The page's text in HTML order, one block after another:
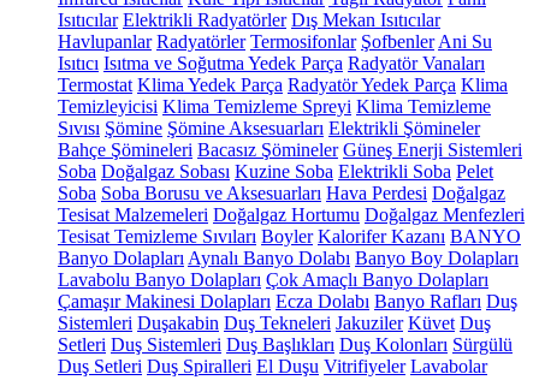
Isıtıcılar Elektrikli Radyatörler Dış Mekan Isıtıcılar
Havlupanlar Radyatörler Termosifonlar Şofbenler Ani Su
Isıtıcı Isıtma ve Soğutma Yedek Parça Radyatör Vanaları
Termostat Klima Yedek Parça Radyatör Yedek Parça Klima
Temizleyicisi Klima Temizleme Spreyi Klima Temizleme
Sıvısı Şömine Şömine Aksesuarları Elektrikli Şömineler
Bahçe Şömineleri Bacasız Şömineler Güneş Enerji Sistemleri
Soba Doğalgaz Sobası Kuzine Soba Elektrikli Soba Pelet
Soba Soba Borusu ve Aksesuarları Hava Perdesi Doğalgaz
Tesisat Malzemeleri Doğalgaz Hortumu Doğalgaz Menfezleri
Tesisat Temizleme Sıvıları Boyler Kalorifer Kazanı BANYO
Banyo Dolapları Aynalı Banyo Dolabı Banyo Boy Dolapları
Lavabolu Banyo Dolapları Çok Amaçlı Banyo Dolapları
Çamaşır Makinesi Dolapları Ecza Dolabı Banyo Rafları Duş
Sistemleri Duşakabin Duş Tekneleri Jakuziler Küvet Duş
Setleri Duş Sistemleri Duş Başlıkları Duş Kolonları Sürgülü
Duş Setleri Duş Spiralleri El Duşu Vitrifiyeler Lavabolar